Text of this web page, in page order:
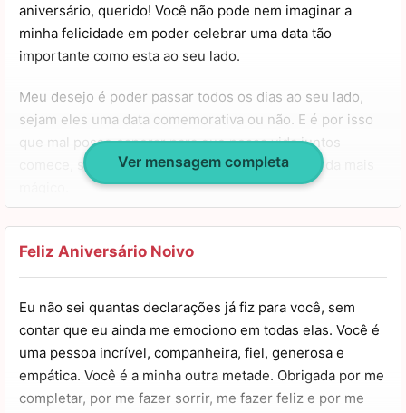
aniversário, querido! Você não pode nem imaginar a
minha felicidade em poder celebrar uma data tão
importante como esta ao seu lado.
Meu desejo é poder passar todos os dias ao seu lado,
sejam eles uma data comemorativa ou não. E é por isso
que mal posso esperar para que nossa vida juntos
comece, sei que cada minuto com você será ainda mais
As palavras não são suficientes para descrever o quanto
quero que você se sinta amado hoje, mas espero que
você possa sentir isso com esta breve mensagem, com
para você nesta data. Meus parabéns, noivo, amo você.
Ver mensagem completa
Feliz Aniversário Noivo
Eu não sei quantas declarações já fiz para você, sem
contar que eu ainda me emociono em todas elas. Você é
uma pessoa incrível, companheira, fiel, generosa e
empática. Você é a minha outra metade. Obrigada por me
completar, por me fazer sorrir, me fazer feliz e por me